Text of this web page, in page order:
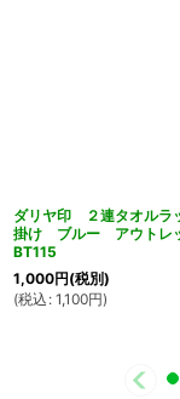
ダリヤ印 ２連タオル
掛け ブルー アウトレ
BT115
1,000円(税別)
(税込 : 1,100円)